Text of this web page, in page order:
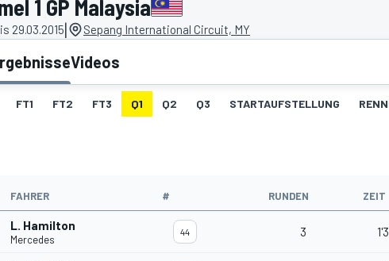
1 GP Malaysia
29.03.2015| Sepang International Circuit, MY
Videos
FT1 FT2 FT3 Q1 Q2 Q3 STARTAUFSTELLUNG
FAHRER # RUNDEN ZEIT
L. Hamilton
Mercedes
44 3